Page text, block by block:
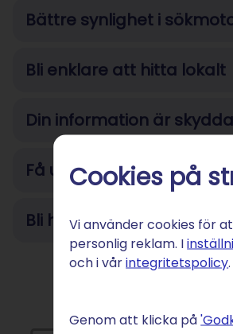
Cookies på
Vi använder cookies för
personlig reklam. I
och i vårintegritetspolicy
Genom att klicka på
Bättre synlighet i
Bli enklare att hitta lokalt
Din information är
Få uppdateringar om
Bli hittad även utan en